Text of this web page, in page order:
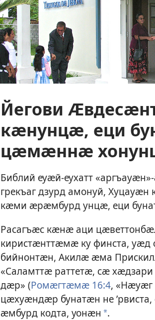
Йегови
кӕнунцӕ, еци
цӕмӕннӕ
Библий еуӕй-еухатт
грекъаг дзурд амонуй,
кӕми ӕрӕмбурд унцӕ, еци
Расагъӕс кӕнӕ аци
киристӕнттӕмӕ ку финста, уӕд
бийнонтӕн, Акилӕ ӕма
«Саламттӕ раттетӕ, сӕ
дӕр» (Ромӕгтӕмӕ 16:4, «Нӕуӕг
цӕхуӕндӕр бунатӕн не ’рвиста,
ӕмбурд кодта, уонӕн a.